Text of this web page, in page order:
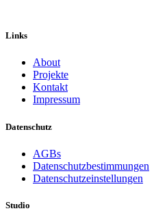
Links
About
Projekte
Kontakt
Impressum
Datenschutz
AGBs
Datenschutzbestimmungen
Datenschutzeinstellungen
Studio